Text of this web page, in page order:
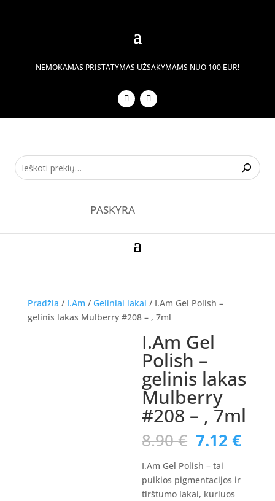
NEMOKAMAS PRISTATYMAS UŽSAKYMAMS NUO 100 EUR!
PASKYRA
Pradžia / I.Am / Geliniai lakai / I.Am Gel Polish –
gelinis lakas Mulberry #208 – , 7ml
I.Am Gel
Polish –
gelinis lakas
Mulberry
#208 – , 7ml
8.90€ Original
price
was:
8.90 €.
7.12€
I.Am Gel Polish – tai
puikios pigmentacijos ir
tirštumo lakai, kuriuos